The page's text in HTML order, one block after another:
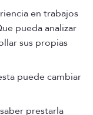
en trabajos
pueda analizar
sus propias
puede cambiar
prestarla